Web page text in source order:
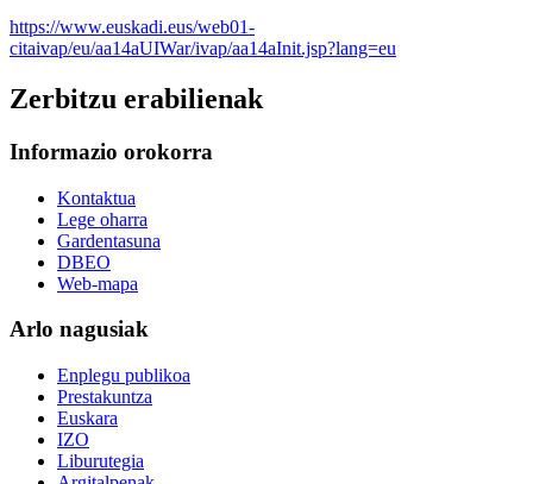
https://www.euskadi.eus/web01-
citaivap/eu/aa14aUIWar/ivap/aa14aInit.jsp?lang=eu
Zerbitzu erabilienak
Informazio orokorra
Kontaktua
Lege oharra
Gardentasuna
DBEO
Web-mapa
Arlo nagusiak
Enplegu publikoa
Prestakuntza
Euskara
IZO
Liburutegia